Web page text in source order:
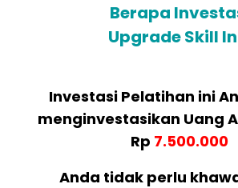
Berapa
Upgrade Skill
Investasi Pelatihan ini
menginvestasikan Uang
Rp 7.500.000
Anda tidak perlu